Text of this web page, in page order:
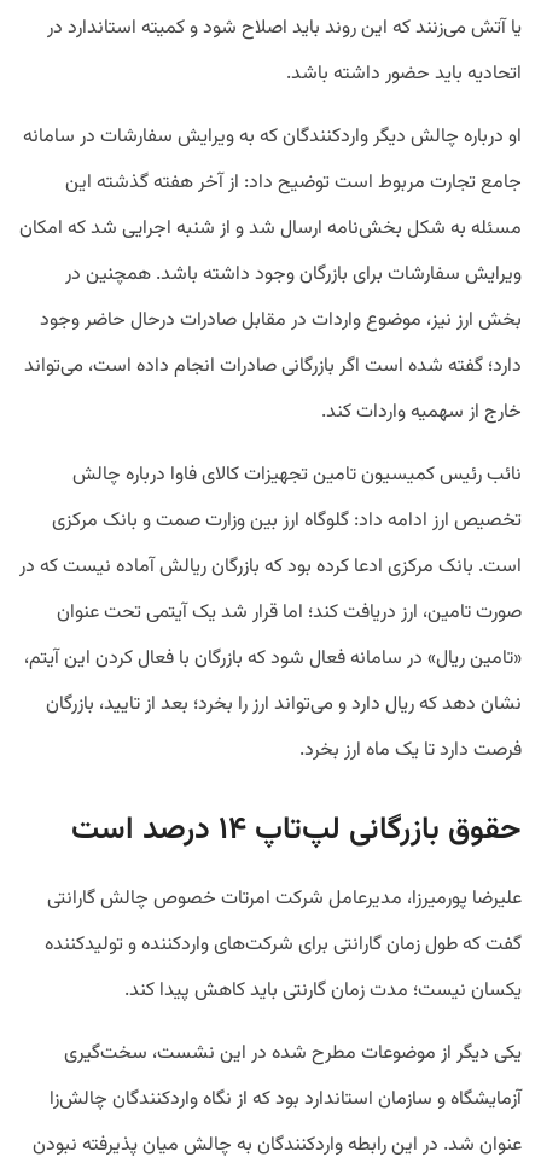
یا آتش می‌زنند که این روند باید اصلاح شود و کمیته استاندارد در
اتحادیه باید حضور داشته باشد.
او درباره چالش دیگر واردکنندگان که به ویرایش سفارشات در سامانه
جامع تجارت مربوط است توضیح داد: از آخر هفته گذشته این
مسئله به شکل بخش‌نامه ارسال شد و از شنبه اجرایی شد که امکان
ویرایش سفارشات برای بازرگان وجود داشته باشد. همچنین در
بخش ارز نیز، موضوع واردات در مقابل صادرات درحال حاضر وجود
دارد؛ گفته شده است اگر بازرگانی صادرات انجام داده است، می‌تواند
خارج از سهمیه واردات کند.
نائب رئیس کمیسیون تامین تجهیزات کالای فاوا درباره چالش
تخصیص ارز ادامه داد: گلوگاه ارز بین وزارت صمت و بانک مرکزی
است. بانک مرکزی ادعا کرده بود که بازرگان ریالش آماده‌ نیست که در
صورت تامین، ارز دریافت کند؛ اما قرار شد یک آیتمی تحت عنوان
«تامین ریال» در سامانه فعال شود که بازرگان با فعال کردن این آیتم،
نشان دهد که ریال دارد و می‌تواند ارز را بخرد؛ بعد از تایید، بازرگان
فرصت دارد تا یک ماه ارز بخرد.
حقوق بازرگانی لپ‌تاپ ۱۴ درصد است
علیرضا پورمیرزا، مدیرعامل شرکت امرتات خصوص چالش گارانتی
گفت که طول زمان گارانتی برای شرکت‌های واردکننده و تولیدکننده
یکسان نیست؛ مدت زمان گارنتی باید کاهش پیدا کند.
یکی دیگر از موضوعات مطرح شده در این نشست، سخت‌گیری
آزمایشگاه و‌ سازمان استاندارد بود که از نگاه واردکنندگان چالش‌زا
عنوان شد. در این رابطه واردکنندگان به چالش میان پذیرفته نبودن